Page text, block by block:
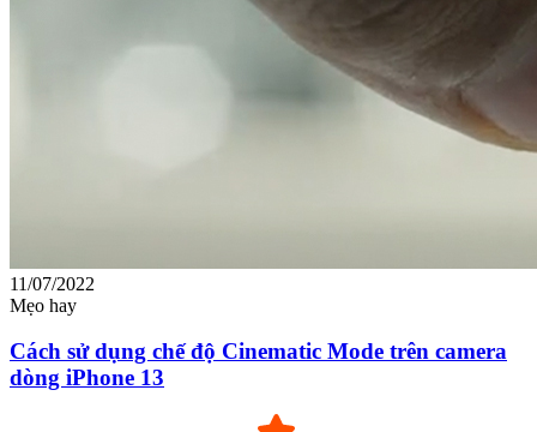
11/07/2022
Mẹo hay
Cách sử dụng chế độ Cinematic Mode trên camera
dòng iPhone 13